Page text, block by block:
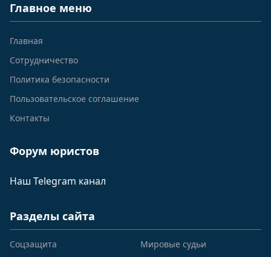
Главное меню
Главная
Сотрудничество
Политика безопасности
Пользовательское соглашение
Контакты
Форум юристов
Наш Telegram канал
Разделы сайта
Соцзащита
Мировые судьи